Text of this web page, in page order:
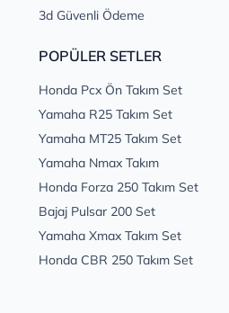
3d Güvenli Ödeme
POPÜLER SETLER
Honda Pcx Ön Takım Set
Yamaha R25 Takım Set
Yamaha MT25 Takım Set
Yamaha Nmax Takım
Honda Forza 250 Takım Set
Bajaj Pulsar 200 Set
Yamaha Xmax Takım Set
Honda CBR 250 Takım Set